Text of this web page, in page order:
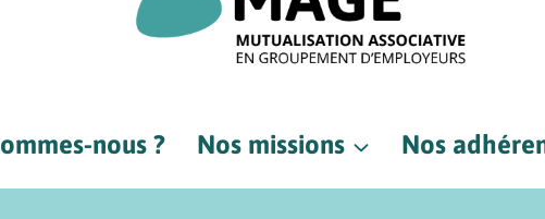
nous ? Nos missions Nos